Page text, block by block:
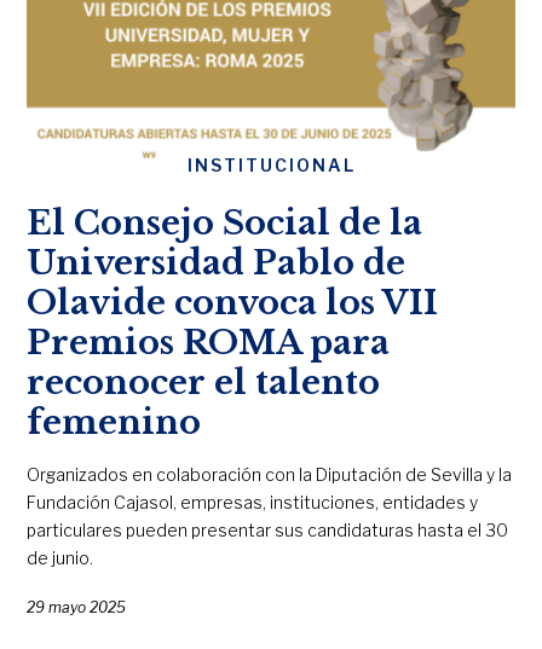
INSTITUCIONAL
El Consejo Social de la
Universidad Pablo de
Olavide convoca los VII
Premios ROMA para
reconocer el talento
femenino
Organizados en colaboración con la Diputación de Sevilla y la
Fundación Cajasol, empresas, instituciones, entidades y
particulares pueden presentar sus candidaturas hasta el 30
de junio.
29 mayo 2025